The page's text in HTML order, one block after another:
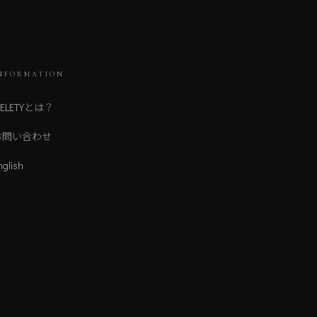
とは？
い合わせ